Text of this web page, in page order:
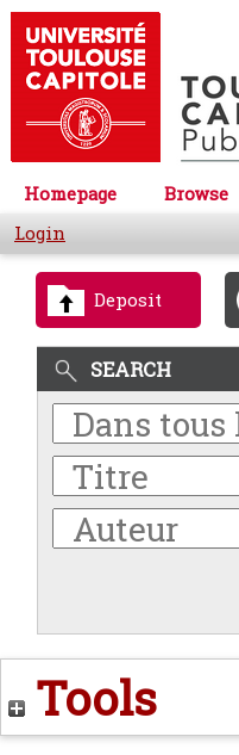
Homepage Browse
Login
Deposit
SEARCH
Tools